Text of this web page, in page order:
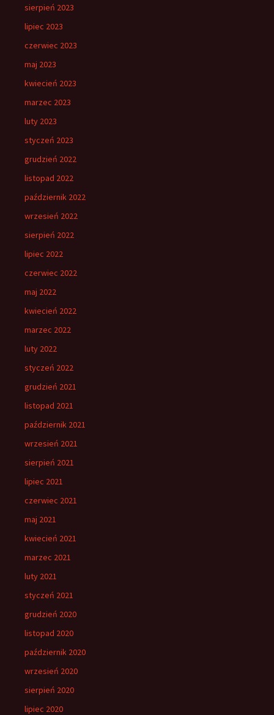
sierpień 2023
lipiec 2023
czerwiec 2023
maj 2023
kwiecień 2023
marzec 2023
luty 2023
styczeń 2023
grudzień 2022
listopad 2022
październik 2022
wrzesień 2022
sierpień 2022
lipiec 2022
czerwiec 2022
maj 2022
kwiecień 2022
marzec 2022
luty 2022
styczeń 2022
grudzień 2021
listopad 2021
październik 2021
wrzesień 2021
sierpień 2021
lipiec 2021
czerwiec 2021
maj 2021
kwiecień 2021
marzec 2021
luty 2021
styczeń 2021
grudzień 2020
listopad 2020
październik 2020
wrzesień 2020
sierpień 2020
lipiec 2020